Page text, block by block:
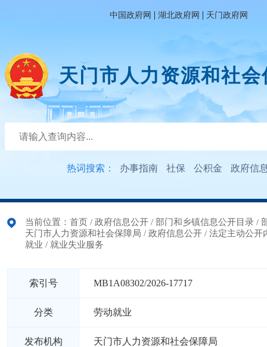
中国政府网 | 湖北政府网 | 天门政府网
天门市人力资源和社
热词搜索： 办事指南 社保 公积金 政府信
当前位置： 首页 / 政府信息公开 / 部门和乡镇信息公开目录 /
天门市人力资源和社会保障局 / 政府信息公开 / 法定主动公开
就业 / 就业失业服务
索引号 MB1A08302/2026-17717
分类 劳动就业
发布机构 天门市人力资源和社会保障局